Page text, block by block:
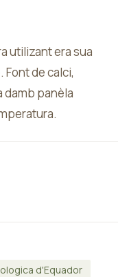
utilizant era sua
de calci,
damb panèla
d'Equador